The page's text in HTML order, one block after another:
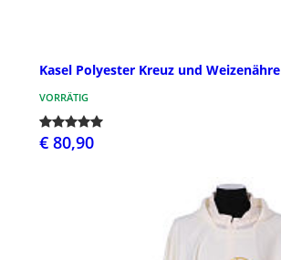
Kasel Polyester Kreuz und Weizenähre
VORRÄTIG
€ 80,90